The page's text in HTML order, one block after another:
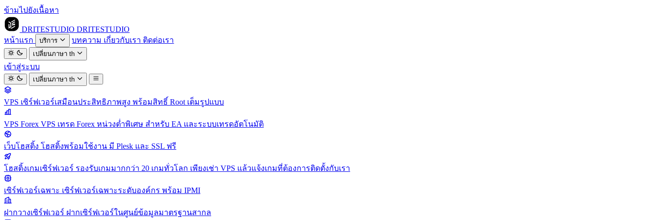
ข้ามไปยังเนื้อหา
DRITESTUDIO DRITESTUDIO
หน้าแรก
บริการ บทความ เกี่ยวกับเรา ติดต่อเรา
เปลี่ยนภาษาth
เข้าสู่ระบบ
เปลี่ยนภาษาth
VPS เซิร์ฟเวอร์เสมือนประสิทธิภาพสูง พร้อมสิทธิ์ Root เต็มรูปแบบ
VPS Forex VPS เทรด Forex หน่วงต่ำพิเศษ สำหรับ EA และระบบเทรดอัตโนมัติ
เว็บโฮสติ้ง โฮสติ้งพร้อมใช้งาน มี Plesk และ SSL ฟรี
โฮสติ้งเกมเซิร์ฟเวอร์ รองรับเกมมากกว่า 20 เกมทั่วโลก เพียงเช่า VPS แล้วแจ้งเกมที่ต้องการติดตั้งกับเรา
เซิร์ฟเวอร์เฉพาะ เซิร์ฟเวอร์เฉพาะระดับองค์กร พร้อม IPMI
ฝากวางเซิร์ฟเวอร์ ฝากเซิร์ฟเวอร์ในศูนย์ข้อมูลมาตรฐานสากล